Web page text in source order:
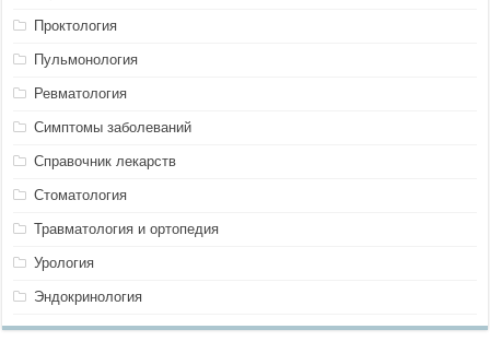
Проктология
Пульмонология
Ревматология
Симптомы заболеваний
Справочник лекарств
Стоматология
Травматология и ортопедия
Урология
Эндокринология